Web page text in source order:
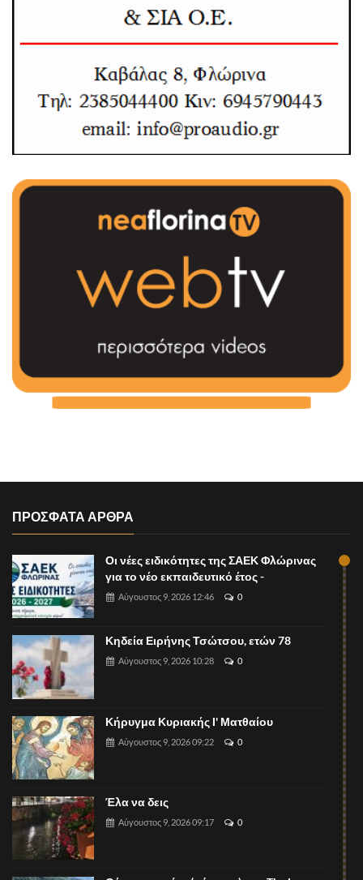
ΠΡΟΣΦΑΤΑ ΑΡΘΡΑ
Οι νέες ειδικότητες της ΣΑΕΚ Φλώρινας
για το νέο εκπαιδευτικό έτος -
Αύγουστος 9, 2026 12:46 0
Κηδεία Ειρήνης Τσώτσου, ετών 78
Αύγουστος 9, 2026 10:28 0
Κήρυγμα Κυριακής Ι' Ματθαίου
Αύγουστος 9, 2026 09:22 0
Έλα να δεις
Αύγουστος 9, 2026 09:17 0